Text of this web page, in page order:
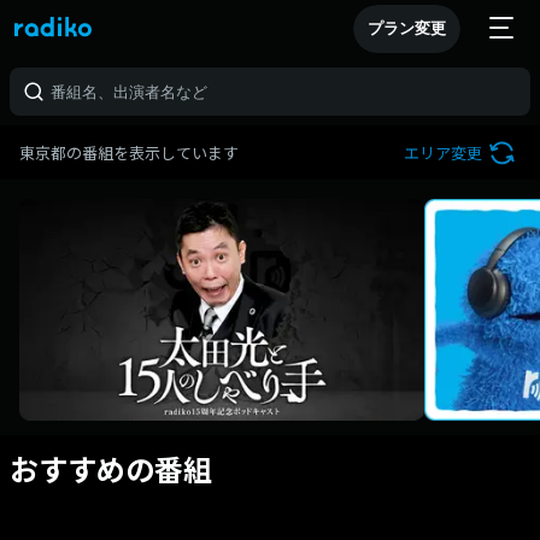
プラン変更
東京都の番組を表示しています エリア変更
おすすめの番組